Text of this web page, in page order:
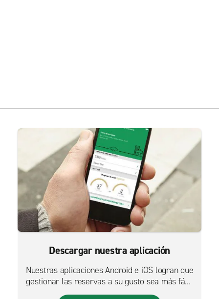
Descargar nuestra aplicación
Nuestras aplicaciones Android e iOS logran que
gestionar las reservas a su gusto sea más fácil
que nunca.